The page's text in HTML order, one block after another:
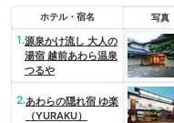
ホテル・宿名 写真
1.源泉かけ流し 大人の
湯宿 越前あわら温泉
つるや
2.あわらの隠れ宿 ゆ楽
（YURAKU）